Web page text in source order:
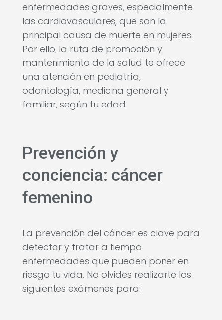
enfermedades graves, especialmente
las cardiovasculares, que son la
principal causa de muerte en mujeres.
Por ello, la ruta de promoción y
mantenimiento de la salud te ofrece
una atención en pediatría,
odontología, medicina general y
familiar, según tu edad.
Prevención y
conciencia: cáncer
femenino
La prevención del cáncer es clave para
detectar y tratar a tiempo
enfermedades que pueden poner en
riesgo tu vida. No olvides realizarte los
siguientes exámenes para: